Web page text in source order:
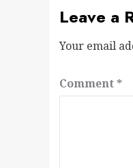
Leave a
Your email
Comment *